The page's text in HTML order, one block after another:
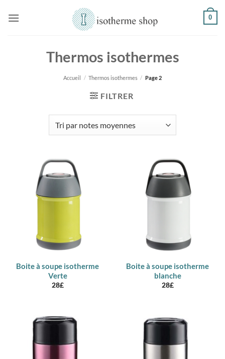
0
Thermos isothermes
Accueil / Thermos isothermes / Page 2
FILTRER
Boite à soupe isotherme
Verte
28£
Boite à soupe isotherme
blanche
28£